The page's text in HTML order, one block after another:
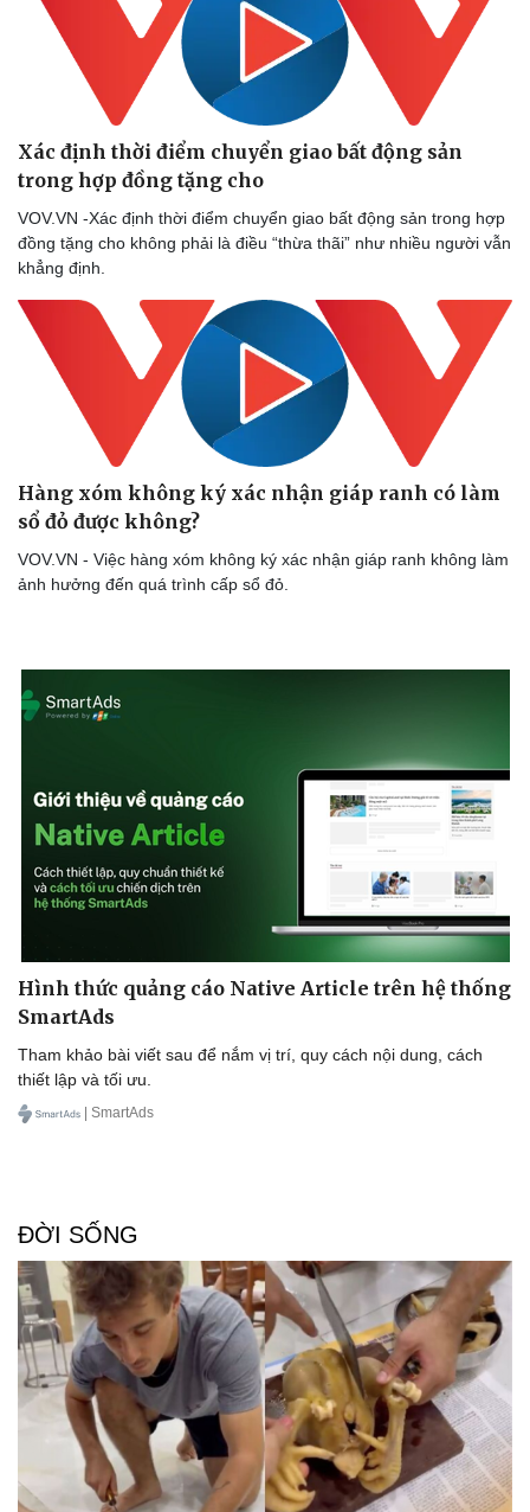
Cây thuốc
Sản phụ khoa
Nhi khoa
Phòng mạch online
Ăn sạch sống khỏe
Đời sống
Nhà đẹp
Tình yêu - Gia đình
Xác định thời điểm chuyển giao bất động sản
trong hợp đồng tặng cho
VOV.VN -Xác định thời điểm chuyển giao bất động sản trong hợp
đồng tặng cho không phải là điều “thừa thãi” như nhiều người vẫn
khẳng định.
Hàng xóm không ký xác nhận giáp ranh có làm
sổ đỏ được không?
VOV.VN - Việc hàng xóm không ký xác nhận giáp ranh không làm
ảnh hưởng đến quá trình cấp sổ đỏ.
Hình thức quảng cáo Native Article trên hệ thống
SmartAds
Tham khảo bài viết sau để nắm vị trí, quy cách nội dung, cách
thiết lập và tối ưu.
| SmartAds
ĐỜI SỐNG